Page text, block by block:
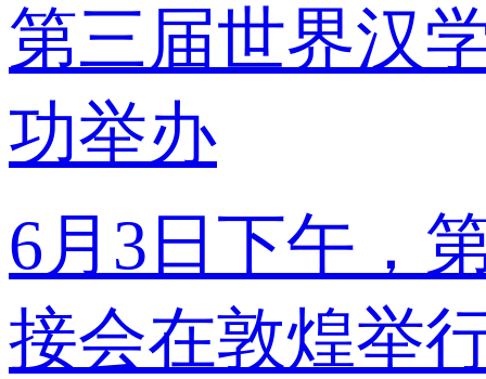
第三届世界汉
功举办
6月3日下午，
接会在敦煌举